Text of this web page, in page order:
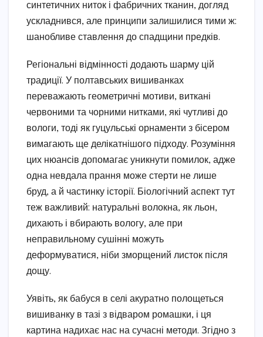
синтетичних ниток і фабричних тканин, догляд
ускладнився, але принципи залишилися тими ж:
шанобливе ставлення до спадщини предків.
Регіональні відмінності додають шарму цій
традиції. У полтавських вишиванках
переважають геометричні мотиви, виткані
червоними та чорними нитками, які чутливі до
вологи, тоді як гуцульські орнаменти з бісером
вимагають ще делікатнішого підходу. Розуміння
цих нюансів допомагає уникнути помилок, адже
одна невдала прання може стерти не лише
бруд, а й частинку історії. Біологічний аспект тут
теж важливий: натуральні волокна, як льон,
дихають і вбирають вологу, але при
неправильному сушінні можуть
деформуватися, ніби зморщений листок після
дощу.
Уявіть, як бабуся в селі акуратно полощеться
вишиванку в тазі з відваром ромашки, і ця
картина надихає нас на сучасні методи. Згідно з